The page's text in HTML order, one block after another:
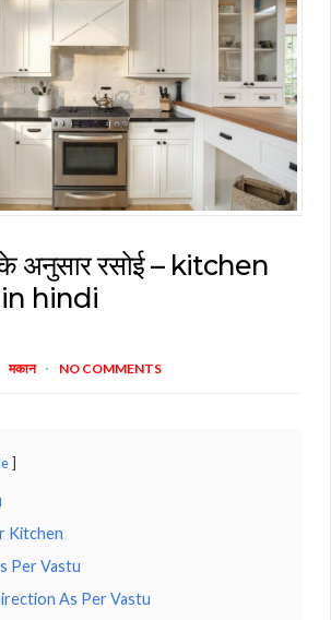
के अनुसार रसोई – kitchen
hindi
मकान NO COMMENTS
Kitchen
Per Vastu
As Per Vastu